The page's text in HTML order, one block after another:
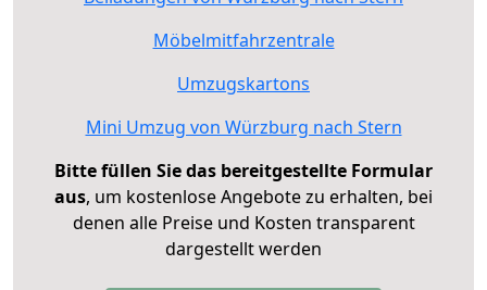
Möbelmitfahrzentrale
Umzugskartons
Mini Umzug von Würzburg nach Stern
Bitte füllen Sie das bereitgestellte Formular
aus, um kostenlose Angebote zu erhalten, bei
denen alle Preise und Kosten transparent
dargestellt werden